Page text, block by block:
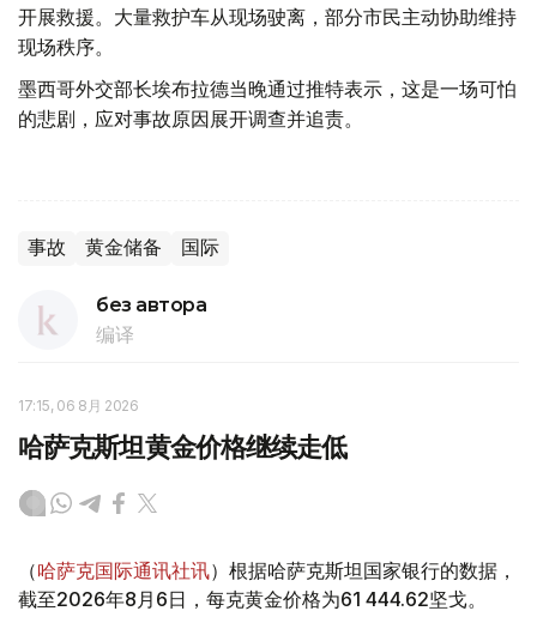
开展救援。大量救护车从现场驶离，部分市民主动协助维持
现场秩序。
墨西哥外交部长埃布拉德当晚通过推特表示，这是一场可怕
的悲剧，应对事故原因展开调查并追责。
事故 黄金储备 国际
без автора
编译
17:15, 06 8月 2026
哈萨克斯坦黄金价格继续走低
（哈萨克国际通讯社讯）根据哈萨克斯坦国家银行的数据，
截至2026年8月6日，每克黄金价格为61 444.62坚戈。